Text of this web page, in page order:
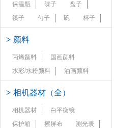
保温瓶 碟子
盘子
筷子
勺子 碗 杯子
> 颜料
丙烯颜料
国画颜料
水彩/水粉颜料
油画颜料
> 相机器材（全）
相机器材
白平衡镜
保护箱
擦屏布
测光表